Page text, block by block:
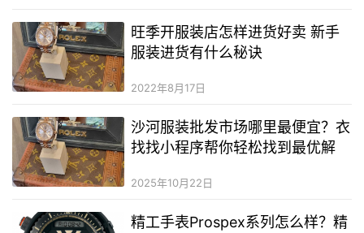
旺季开服装店怎样进货好卖 新手
服装进货有什么秘诀
2022年8月17日
沙河服装批发市场哪里最便宜？衣
找找小程序帮你轻松找到最优解
2025年10月22日
精工手表Prospex系列怎么样？精